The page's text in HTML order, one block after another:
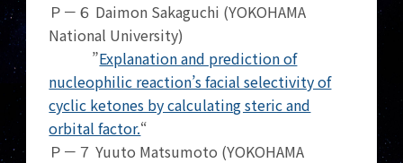
Ｐ－６ Daimon Sakaguchi (YOKOHAMA
National University)
”Explanation and prediction of
nucleophilic reaction’s facial selectivity of
cyclic ketones by calculating steric and
orbital factor.“
Ｐ－７ Yuuto Matsumoto (YOKOHAMA